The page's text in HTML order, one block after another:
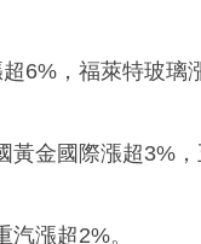
6%，福萊特玻璃
金國際漲超3%
漲超2%。